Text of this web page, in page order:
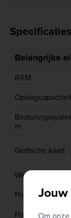
Specificaties
Belangrijke
RAM
Opslagcapaciteit
m
Grafische kaart
Webcam
Processor type
Processor
Om